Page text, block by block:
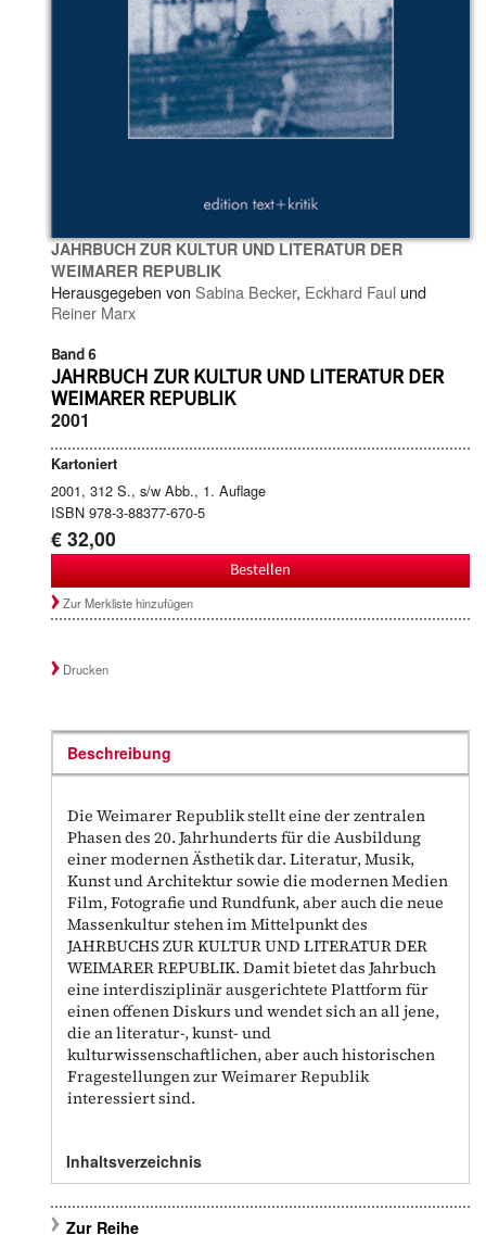
JAHRBUCH ZUR KULTUR UND LITERATUR DER
WEIMARER REPUBLIK
Herausgegeben von Sabina Becker, Eckhard Faul und
Reiner Marx
Band 6
JAHRBUCH ZUR KULTUR UND LITERATUR DER
WEIMARER REPUBLIK
2001
Kartoniert
2001, 312 S., s/w Abb., 1. Auflage
ISBN 978-3-88377-670-5
€ 32,00
Bestellen
Zur Merkliste hinzufügen
Drucken
Beschreibung
Die Weimarer Republik stellt eine der zentralen
Phasen des 20. Jahrhunderts für die Ausbildung
einer modernen Ästhetik dar. Literatur, Musik,
Kunst und Architektur sowie die modernen Medien
Film, Fotografie und Rundfunk, aber auch die neue
Massenkultur stehen im Mittelpunkt des
JAHRBUCHS ZUR KULTUR UND LITERATUR DER
WEIMARER REPUBLIK. Damit bietet das Jahrbuch
eine interdisziplinär ausgerichtete Plattform für
einen offenen Diskurs und wendet sich an all jene,
die an literatur-, kunst- und
kulturwissenschaftlichen, aber auch historischen
Fragestellungen zur Weimarer Republik
interessiert sind.
Inhaltsverzeichnis
Zur Reihe